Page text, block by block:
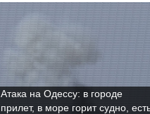
Атака на Одессу: в городе
прилет, в море горит судно,